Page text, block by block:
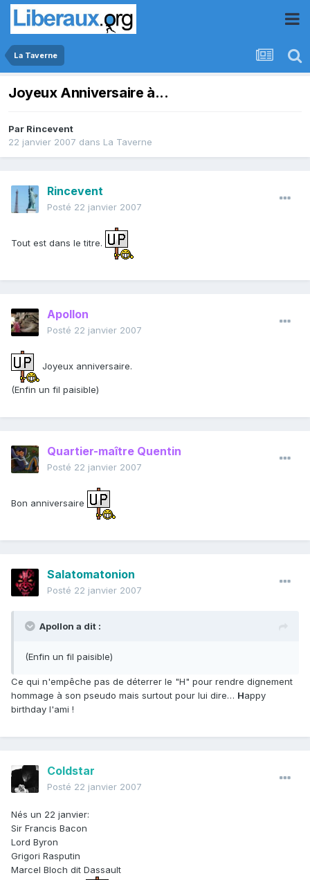
La Taverne
Joyeux Anniversaire à...
Par Rincevent
22 janvier 2007 dans La Taverne
Rincevent
Posté 22 janvier 2007
Tout est dans le titre.
Apollon
Posté 22 janvier 2007
Joyeux anniversaire.
(Enfin un fil paisible)
Quartier-maître Quentin
Posté 22 janvier 2007
Bon anniversaire
Salatomatonion
Posté 22 janvier 2007
Apollon a dit :
(Enfin un fil paisible)
Ce qui n'empêche pas de déterrer le "H" pour rendre dignement
hommage à son pseudo mais surtout pour lui dire… Happy
birthday l'ami !
Coldstar
Posté 22 janvier 2007
Nés un 22 janvier:
Sir Francis Bacon
Lord Byron
Grigori Rasputin
Marcel Bloch dit Dassault